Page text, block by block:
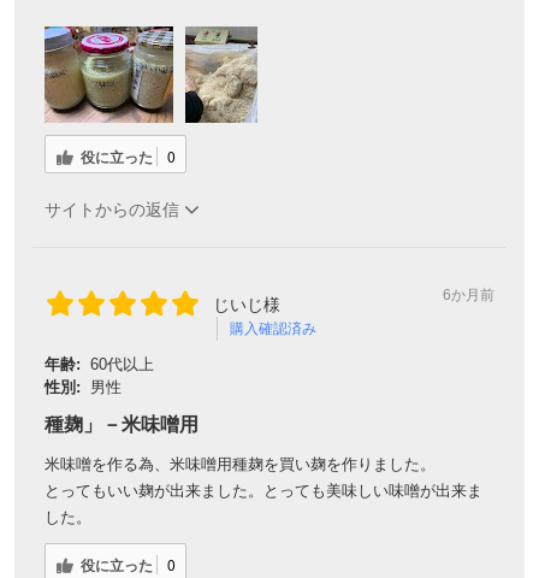
役に立った 0
サイトからの返信
じいじ様
購入確認済み
6か月前
年齢: 60代以上
性別:
男性
種麹」－米味噌用
米味噌を作る為、米味噌用種麹を買い麹を作りました。
とってもいい麹が出来ました。とっても美味しい味噌が出来ま
した。
役に立った 0